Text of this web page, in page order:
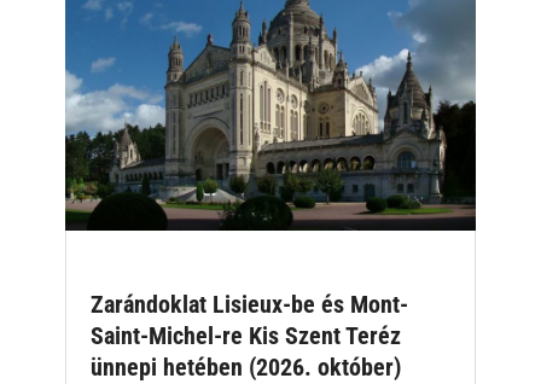
Zarándoklat Lisieux-be és Mont-
Saint-Michel-re Kis Szent Teréz
ünnepi hetében (2026. október)